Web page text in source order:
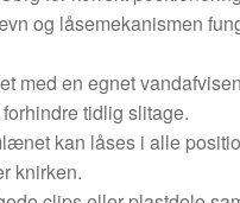
og låsemekanismen
med en egnet
tidlig slitage.
kan låses i alle
knirken.